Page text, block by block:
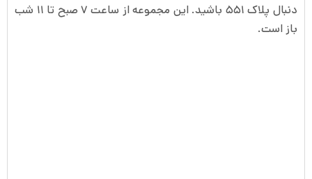
دنبال پلاک ۵۵۱ باشید. این مجموعه از ساعت ۷ صبح تا ۱۱ شب
باز است.